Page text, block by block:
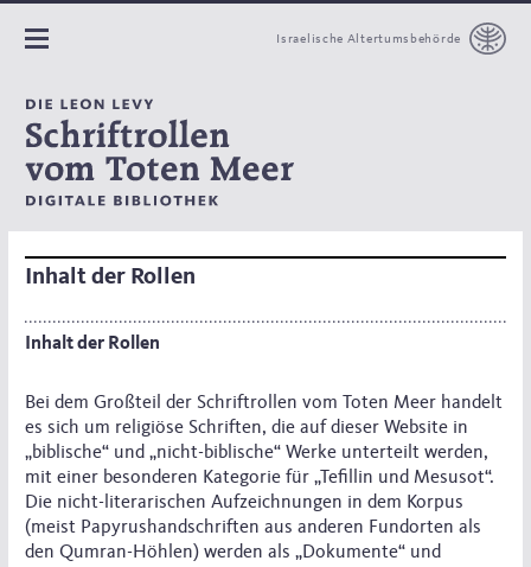
Israelische Altertumsbehörde
Inhalt der Rollen
Inhalt der Rollen
Bei dem Großteil der Schriftrollen vom Toten Meer handelt
es sich um religiöse Schriften, die auf dieser Website in
„biblische“ und „nicht-biblische“ Werke unterteilt werden,
mit einer besonderen Kategorie für „Tefillin und Mesusot“.
Die nicht-literarischen Aufzeichnungen in dem Korpus
(meist Papyrushandschriften aus anderen Fundorten als
den Qumran-Höhlen) werden als „Dokumente“ und